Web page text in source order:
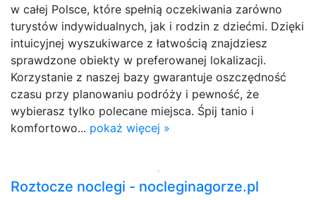
w całej Polsce, które spełnią oczekiwania zarówno
turystów indywidualnych, jak i rodzin z dziećmi. Dzięki
intuicyjnej wyszukiwarce z łatwością znajdziesz
sprawdzone obiekty w preferowanej lokalizacji.
Korzystanie z naszej bazy gwarantuje oszczędność
czasu przy planowaniu podróży i pewność, że
wybierasz tylko polecane miejsca. Śpij tanio i
komfortowo... pokaż więcej »
Roztocze noclegi - nocleginagorze.pl